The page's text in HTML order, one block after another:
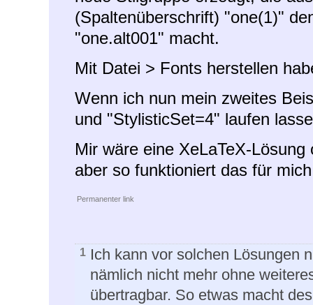
(Spaltenüberschrift) "one(1)"
"one.alt001" macht.
Mit Datei > Fonts herstellen
Wenn ich nun mein zweites
und "StylisticSet=4" laufen
Mir wäre eine XeLaTeX-
aber so funktioniert das für
Permanenter link
1 Ich kann vor solchen Lösungen
nämlich nicht mehr ohne
übertragbar. So etwas macht